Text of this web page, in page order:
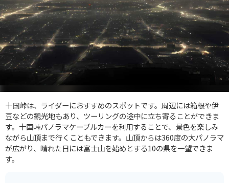
十国峠は、ライダーにおすすめのスポットです。周辺には箱根や伊
豆などの観光地もあり、ツーリングの途中に立ち寄ることができま
す。十国峠パノラマケーブルカーを利用することで、景色を楽しみ
ながら山頂まで行くこともできます。山頂からは360度の大パノラマ
が広がり、晴れた日には富士山を始めとする10の県を一望できま
す。